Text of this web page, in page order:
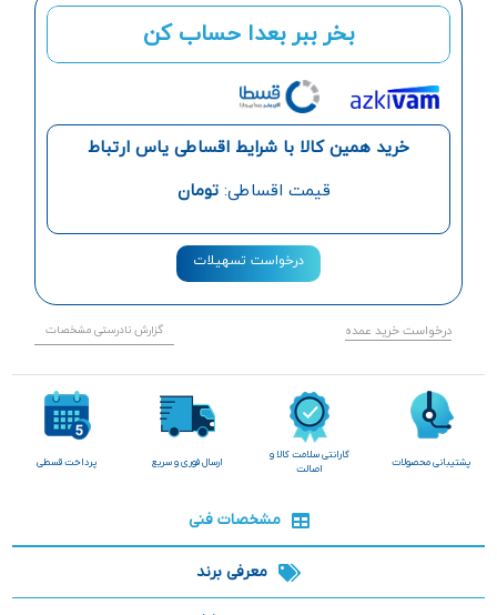
بخر ببر بعدا حساب کن
خرید همین کالا با شرایط اقساطی یاس ارتباط
قیمت اقساطی: تومان
درخواست تسهیلات
درخواست خرید عمده گزارش نادرستی مشخصات
پشتیبانی محصولات
گارانتی سلامت کالا و
اصالت
ارسال فوری و سریع پرداخت قسطی
مشخصات فنی
معرفی برند